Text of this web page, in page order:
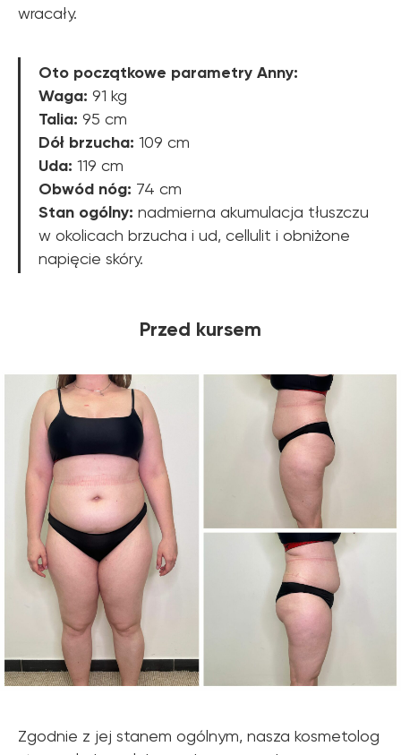
wracały.
Oto początkowe parametry Anny:
Waga: 91 kg
Talia: 95 cm
Dół brzucha: 109 cm
Uda: 119 cm
Obwód nóg: 74 cm
Stan ogólny: nadmierna akumulacja tłuszczu
w okolicach brzucha i ud, cellulit i obniżone
napięcie skóry.
Przed kursem
Zgodnie z jej stanem ogólnym, nasza kosmetolog